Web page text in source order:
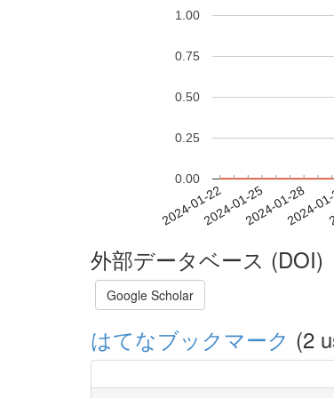
2024-01-222024-01-252024-01-28
2024-
0.00
0.25
0.50
0.75
1.00
外部データベース (DOI)
Google Scholar
はてなブックマーク (2